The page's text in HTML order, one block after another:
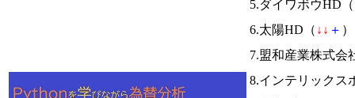
5.ダイワボウHD（
6.太陽HD（ ↓ ↓ ＋
7.盟和産業株式会
8.インテリックス